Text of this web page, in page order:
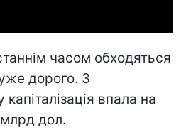
часом обходяться
дорого. З
капіталізація впала на
дол.